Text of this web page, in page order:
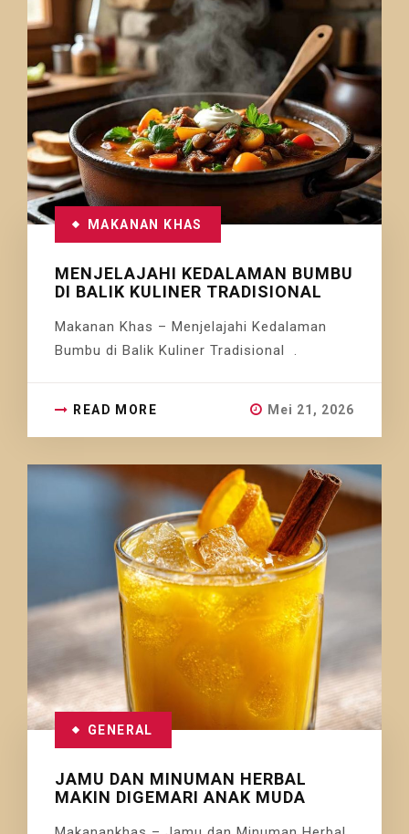
MAKANAN KHAS
MENJELAJAHI KEDALAMAN BUMBU
DI BALIK KULINER TRADISIONAL
Makanan Khas – Menjelajahi Kedalaman
Bumbu di Balik Kuliner Tradisional .
READ MORE Mei 21, 2026
GENERAL
JAMU DAN MINUMAN HERBAL
MAKIN DIGEMARI ANAK MUDA